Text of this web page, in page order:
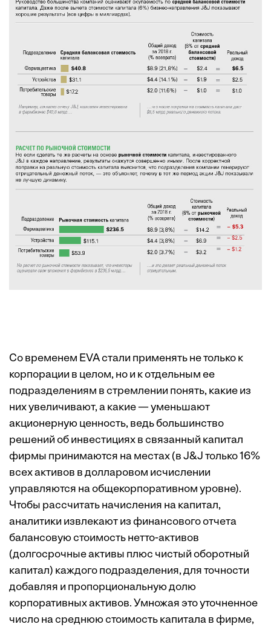
Со временем EVA стали применять не только к
корпорации в целом, но и к отдельным ее
подразделениям в стремлении понять, какие из
них увеличивают, а какие — уменьшают
акционерную ценность, ведь большинство
решений об инвестициях в связанный капитал
фирмы принимаются на местах (в J&J только 16%
всех активов в долларовом исчислении
управляются на общекорпоративном уровне).
Чтобы рассчитать начисления на капитал,
аналитики извлекают из финансового отчета
балансовую стоимость нетто-активов
(долгосрочные активы плюс чистый оборотный
капитал) каждого подразделения, для точности
добавляя и пропорциональную долю
корпоративных активов. Умножая это уточненное
число на среднюю стоимость капитала в фирме,